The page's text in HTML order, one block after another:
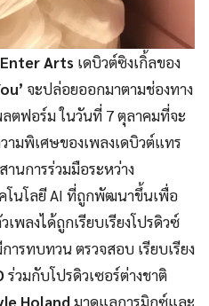
Enter Arts เดบิวต์ซิงเกิ้ลของ
จะปล่อยออกมาตามช่องทาง
ตฟอร์ม ในวันที่ 7 ตุลาคมที่จะ
ามพิเศษของเพลงเดบิวต์แทร
นการร่วมมือระหว่าง
โนโลยี AI ที่ถูกพัฒนาขึ้นเพื่อ
เพลงได้ถูกเรียบเรียงโปรดิวซ์
ารทบทวน ตรวจสอบ เรียบเรียง
ร่วมกับโปรดิวเซอร์ต่างชาติ
Holandมาดูแลการมิกซ์และ